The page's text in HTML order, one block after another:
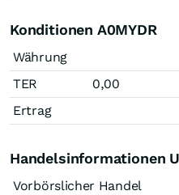
Konditionen A0MYDR
Währung
TER
0,00
Ertrag
Handelsinformationen
Vorbörslicher Handel